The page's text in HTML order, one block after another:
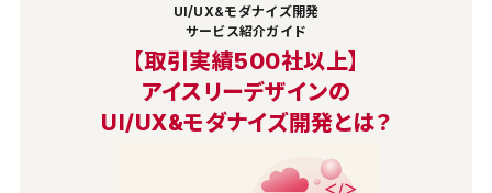
UI/UX&モダナイズ開発
サービス紹介ガイド
【取引実績500社以上】
アイスリーデザインの
UI/UX&モダナイズ開発とは？